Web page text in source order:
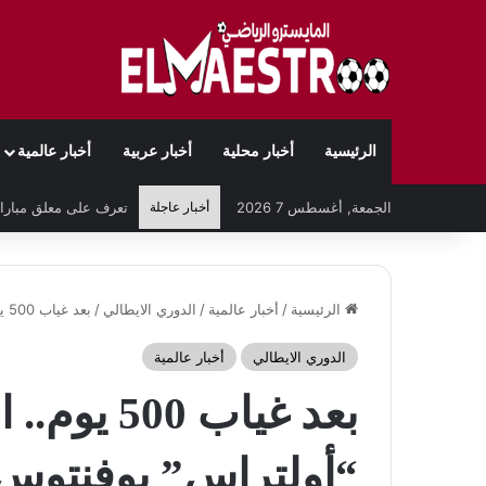
الرئيسية أخبار محلية أخبار عربية أخبار عالمية
الجمعة, أغسطس 7 2026 أخبار عاجلة
الرئيسية / أخبار عالمية / الدوري الايطالي / بعد غياب 500 يوم.. اشتباكات قوية بين “أولتراس” يوفنتوس وتورينو
الدوري الايطالي أخبار عالمية
بعد
“أولتراس” يوفنتوس